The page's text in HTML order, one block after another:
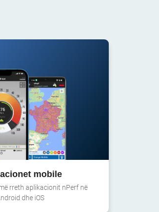
mobile
rreth aplikacionit nPerf në
dhe iOS